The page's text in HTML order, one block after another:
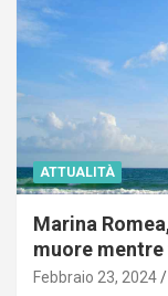
ATTUALITÀ
Marina
muore
Febbraio 23, 2024